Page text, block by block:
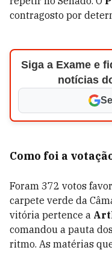
contragosto por
Siga a Exame e
notícias
Como foi a
Foram 372 votos
carpete verde da
vitória pertence a
comandou a pauta
ritmo. As matérias